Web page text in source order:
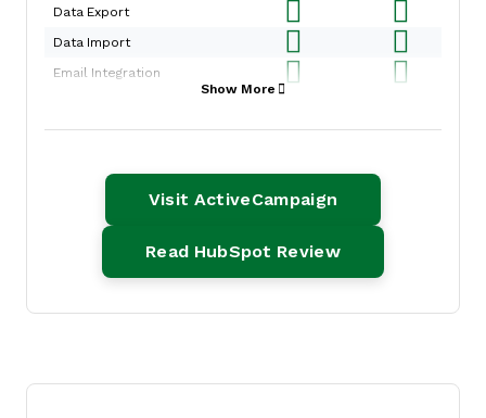
Data Export
Data Import
Email Integration
Lead Management
Marketing Automation
Multi-User
Show More
Visit ActiveCampaign
Read HubSpot ReviewOpens New